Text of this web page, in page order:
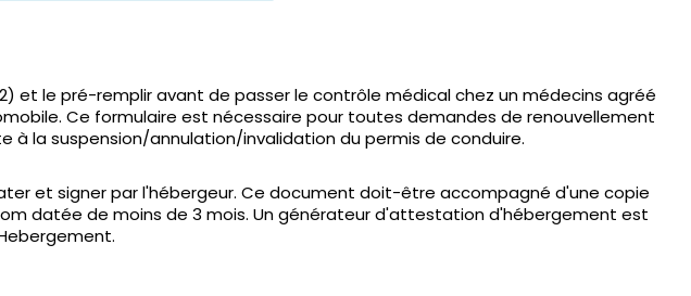
et le pré-remplir avant de passer le contrôle médical chez un médecins agréé
Ce formulaire est nécessaire pour toutes demandes de renouvellement
à la suspension/annulation/invalidation du permis de conduire.
et signer par l'hébergeur. Ce document doit-être accompagné d'une copie
datée de moins de 3 mois. Un générateur d'attestation d'hébergement est